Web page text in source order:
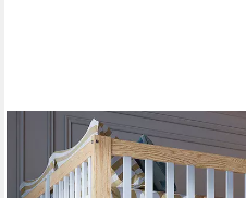
Hochbett 140x200cm mit LED-
Einzelbett Stockbett aus